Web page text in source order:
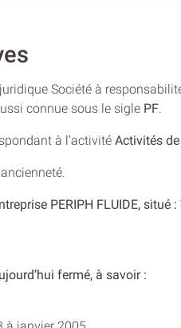
Société à
connue sous le sigle PF.
à l’activité Activités
PERIPH FLUIDE, situé :
fermé, à savoir :